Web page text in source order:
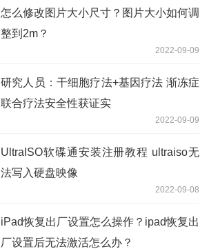
怎么修改图片大小尺寸？图片大小如何调
整到2m？
2022-09-09
研究人员：干细胞疗法+基因疗法 渐冻症
联合疗法安全性获证实
2022-09-09
UltraISO软碟通安装注册教程 ultraiso无
法写入硬盘映像
2022-09-08
iPad恢复出厂设置怎么操作？ipad恢复出
厂设置后无法激活怎么办？